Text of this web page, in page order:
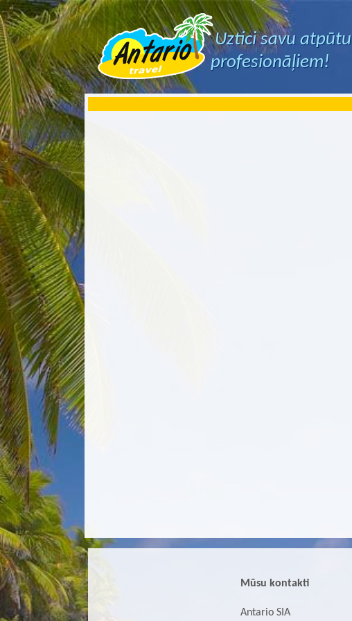
Uztici savu atpūtu
profesionāļiem!
Mūsu kontakti
Antario SIA